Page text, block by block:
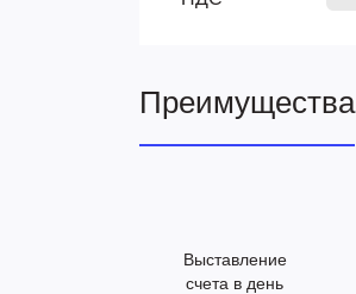
Преимущества
Выставление
счета в день